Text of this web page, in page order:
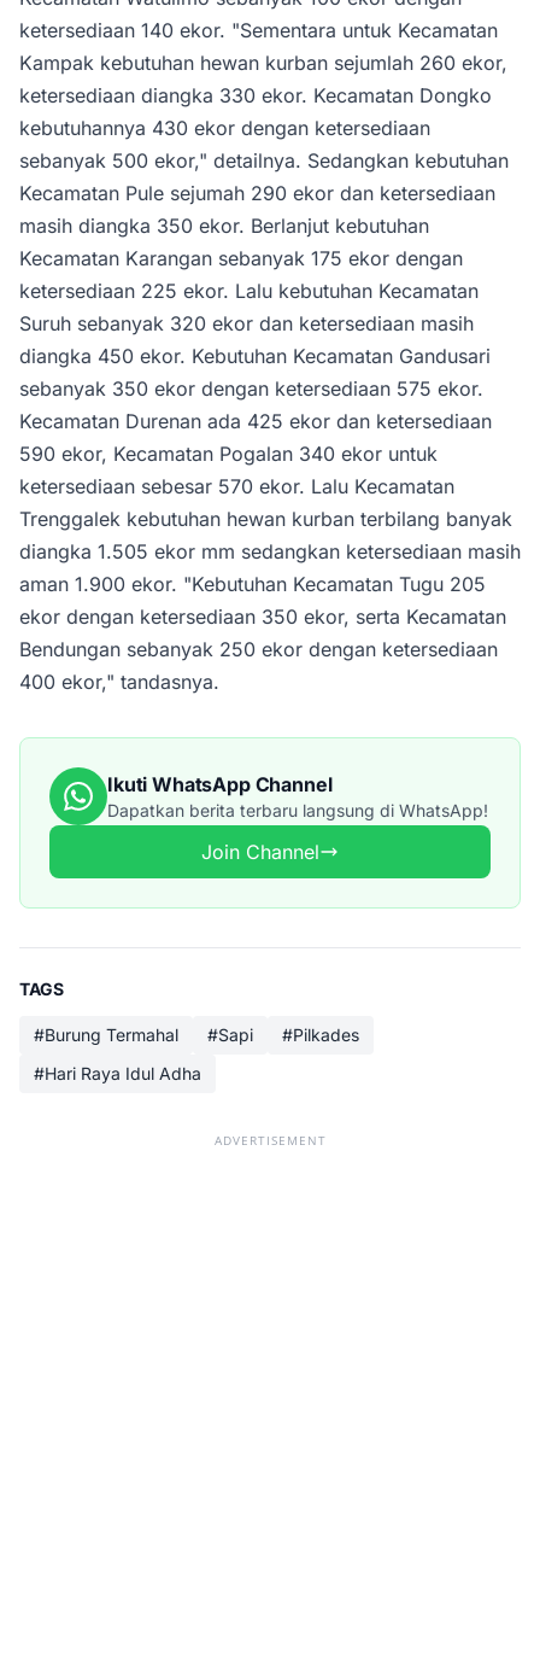
ketersediaan 140 ekor. "Sementara untuk Kecamatan
Kampak kebutuhan hewan kurban sejumlah 260 ekor,
ketersediaan diangka 330 ekor. Kecamatan Dongko
kebutuhannya 430 ekor dengan ketersediaan
sebanyak 500 ekor," detailnya. Sedangkan kebutuhan
Kecamatan Pule sejumah 290 ekor dan ketersediaan
masih diangka 350 ekor. Berlanjut kebutuhan
Kecamatan Karangan sebanyak 175 ekor dengan
ketersediaan 225 ekor. Lalu kebutuhan Kecamatan
Suruh sebanyak 320 ekor dan ketersediaan masih
diangka 450 ekor. Kebutuhan Kecamatan Gandusari
sebanyak 350 ekor dengan ketersediaan 575 ekor.
Kecamatan Durenan ada 425 ekor dan ketersediaan
590 ekor, Kecamatan Pogalan 340 ekor untuk
ketersediaan sebesar 570 ekor. Lalu Kecamatan
Trenggalek kebutuhan hewan kurban terbilang banyak
diangka 1.505 ekor mm sedangkan ketersediaan masih
aman 1.900 ekor. "Kebutuhan Kecamatan Tugu 205
ekor dengan ketersediaan 350 ekor, serta Kecamatan
Bendungan sebanyak 250 ekor dengan ketersediaan
400 ekor," tandasnya.
Ikuti WhatsApp Channel
Dapatkan berita terbaru langsung di WhatsApp!
Join Channel
TAGS
#Burung Termahal #Sapi
#Pilkades
#Hari Raya Idul Adha
ADVERTISEMENT